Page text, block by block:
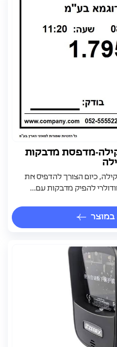
מדפסת מדבקות
כיום הצורך להדפיס את
להפיק מדבקות עם...
במוצר